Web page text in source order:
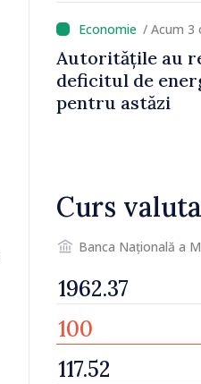
/ Acum 3
Autoritățile au
deficitul de
pentru astăzi
Curs
Banca Națională a